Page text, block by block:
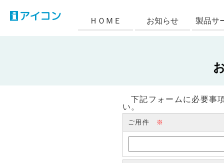
アイコン ＨＯＭＥ お知らせ 製品サ
下記フォームに必要事
い。
ご用件 ※